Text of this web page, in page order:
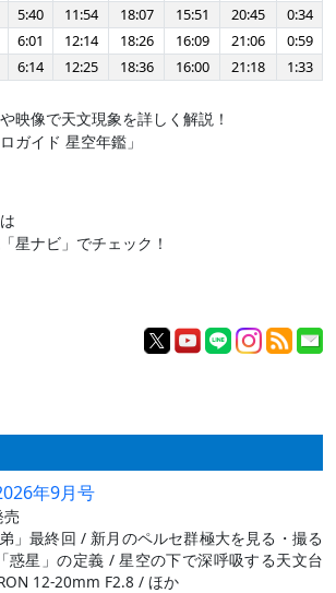
5:40 11:54 18:07 15:51 20:45
0:34
6:01 12:14 18:26 16:09 21:06
0:59
6:14 12:25 18:36 16:00 21:18 1:33
映像で天文現象を詳しく解説！
ガイド 星空年鑑」
星ナビ」でチェック！
年9月号
弟」最終回 / 新月のペルセ群極大を見る・撮る
惑星」の定義 / 星空の下で深呼吸する天文台
12-20mm F2.8 / ほか